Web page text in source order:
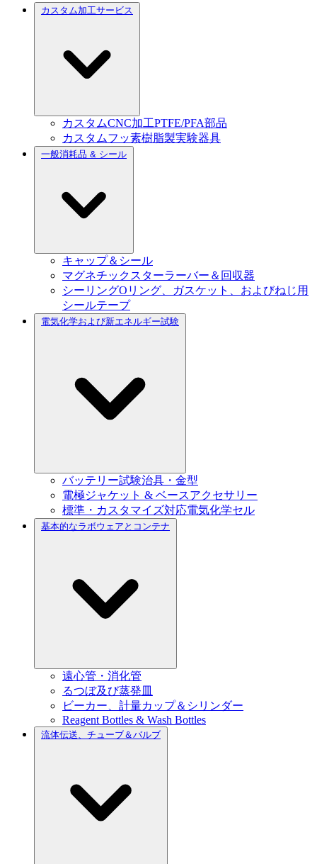
カスタム加工サービス
カスタムCNC加工PTFE/PFA部品
カスタムフッ素樹脂製実験器具
一般消耗品 & シール
キャップ＆シール
マグネチックスターラーバー＆回収器
シーリングOリング、ガスケット、およびねじ用
シールテープ
電気化学および新エネルギー試験
バッテリー試験治具・金型
電極ジャケット & ベースアクセサリー
標準・カスタマイズ対応電気化学セル
基本的なラボウェアとコンテナ
遠心管・消化管
るつぼ及び蒸発皿
ビーカー、計量カップ＆シリンダー
Reagent Bottles & Wash Bottles
流体伝送、チューブ＆バルブ